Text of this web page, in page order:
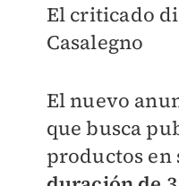
El criticado
Casalegno
El nuevo
que busca
productos en